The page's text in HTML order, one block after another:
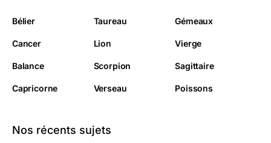
Bélier Taureau Gémeaux
Cancer Lion Vierge
Balance Scorpion Sagittaire
Capricorne Verseau Poissons
Nos récents sujets